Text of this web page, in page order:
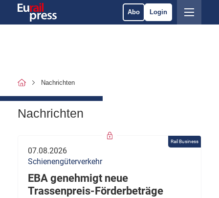
Abo Login
Nachrichten
Nachrichten
Rail Business
07.08.2026
Schienengüterverkehr
EBA genehmigt neue
Trassenpreis-Förderbeträge